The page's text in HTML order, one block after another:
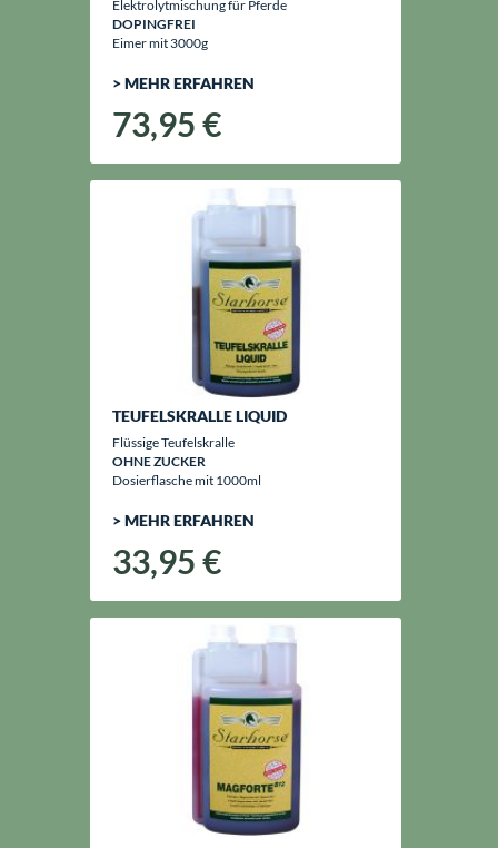
Elektrolytmischung für Pferde
DOPINGFREI
Eimer mit 3000g
> MEHR ERFAHREN
73,95 €
TEUFELSKRALLE LIQUID
Flüssige Teufelskralle
OHNE ZUCKER
Dosierflasche mit 1000ml
> MEHR ERFAHREN
33,95 €